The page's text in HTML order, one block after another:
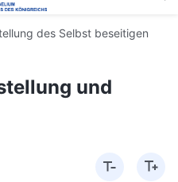
des Selbst beseitigen
und